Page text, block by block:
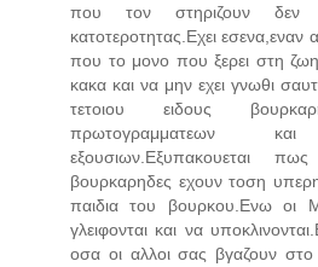
που τον στηριζουν δεν
κατοτεροτητας.Εχει
που το μονο που ξερει στη ζωη
κακα και να μην εχει γνωθι
τετοιου ειδους
πρωτογραμματεων
εξουσιων.Εξυπακουεται
βουρκαρηδες εχουν τοση
παιδια του βουρκου.Ενω οι
γλειφονται και να
οσα οι αλλοι σας βγαζουν